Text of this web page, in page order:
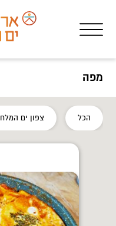
מפה
הכל צפון ים המלח